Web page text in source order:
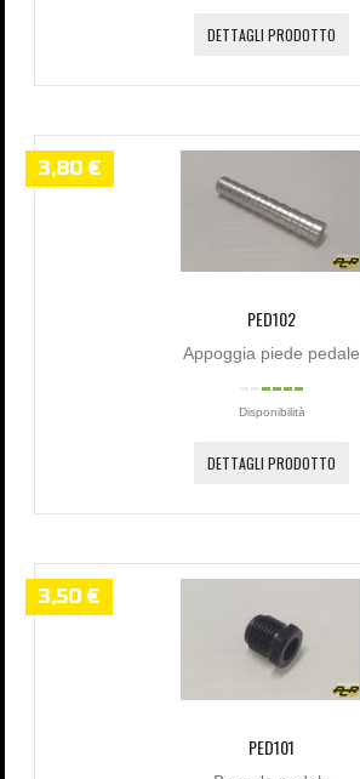
DETTAGLI PRODOTTO
3,80 €
PED102
Appoggia piede pedale
Disponibilità
DETTAGLI PRODOTTO
3,50 €
PED101